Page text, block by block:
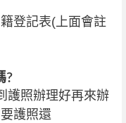
登記表(上面會註
?
護照辦理好再來辦
護照還